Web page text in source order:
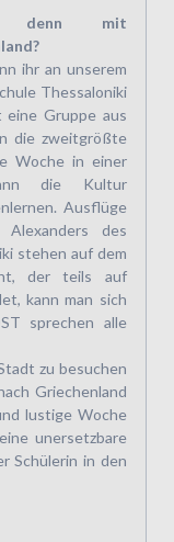
denn mit
ihr an unserem
Thessaloniki
Gruppe aus
die zweitgrößte
Woche in einer
die Kultur
Ausflüge
des
stehen auf dem
der teils auf
kann man sich
sprechen alle
zu besuchen
Griechenland
lustige Woche
unersetzbare
Schülerin in den